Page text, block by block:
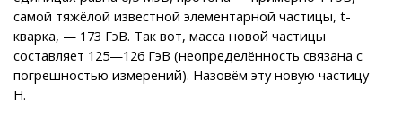
самой тяжёлой известной элементарной частицы, t-
кварка, — 173 ГэВ. Так вот, масса новой частицы
составляет 125—126 ГэВ (неопределённость связана с
погрешностью измерений). Назовём эту новую частицу
Н.